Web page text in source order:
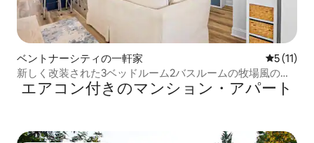
ベントナーシティの一軒家 レビュー
5 (11)
新しく改装された3ベッドルーム2バスルームの牧場風の宿
泊先（パティオと駐車場付き）
エアコン付きのマンション・アパート